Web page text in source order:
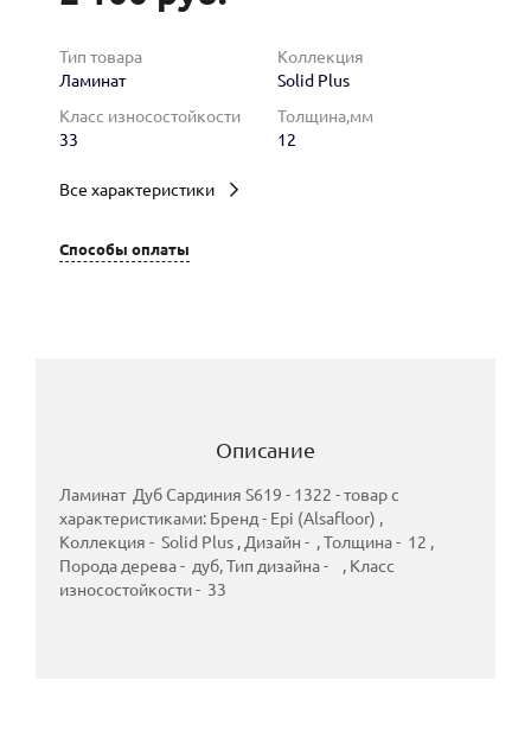
Тип товара
Ламинат
Коллекция
Solid Plus
Класс износостойкости
33
Толщина,мм
12
Все характеристики
Способы оплаты
Описание
Ламинат Дуб Сардиния S619 - 1322 - товар с
характеристиками: Бренд - Epi (Alsafloor) ,
Коллекция - Solid Plus , Дизайн - , Толщина - 12 ,
Порода дерева - дуб, Тип дизайна - , Класс
износостойкости - 33